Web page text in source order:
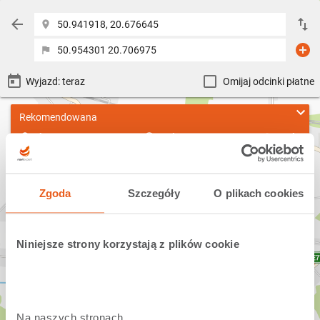
Zgoda Szczegóły O plikach cookies
Niniejsze strony korzystają z plików cookie
Na naszych stronach
50.941918, 20.676645
50.954301 20.706975
Omijaj odcinki płatne
Rekomendowana
2km 612m
1min 38s 0.2 l
Trasa: